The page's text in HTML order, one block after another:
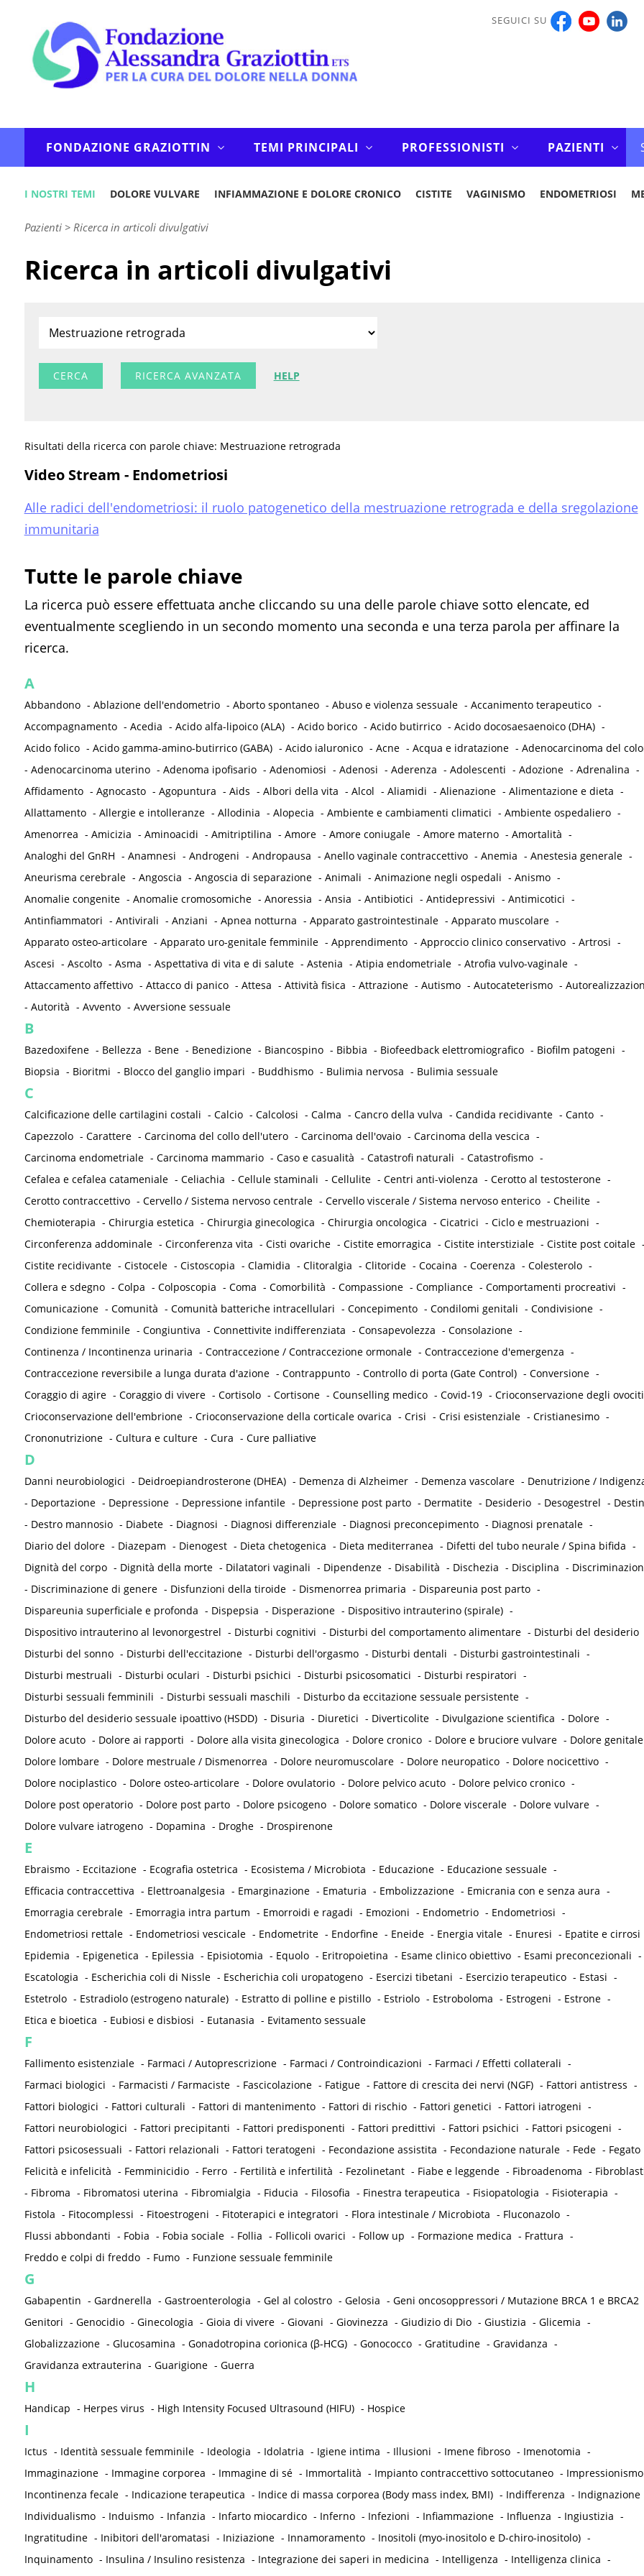
SEGUICI SU
FONDAZIONE GRAZIOTTIN TEMI PRINCIPALI PROFESSIONISTI PAZIENTI
I NOSTRI TEMI DOLORE VULVARE INFIAMMAZIONE E DOLORE CRONICO CISTITE VAGINISMO ENDOMETRIOSI
Pazienti> Ricerca in articoli divulgativi
Ricerca in articoli divulgativi
RICERCA AVANZATA HELP
Risultati della ricerca con parole chiave: Mestruazione retrograda
Video Stream - Endometriosi
Alle radici dell'endometriosi: il ruolo patogenetico della mestruazione retrograda e della sregolazione
immunitaria
Tutte le parole chiave
La ricerca può essere effettuata anche cliccando su una delle parole chiave sotto elencate, ed
eventualmente scegliendo in un secondo momento una seconda e una terza parola per affinare la
ricerca.
A
Abbandono - Ablazione dell'endometrio - Aborto spontaneo - Abuso e violenza sessuale - Accanimento terapeutico -
Accompagnamento - Acedia - Acido alfa-lipoico (ALA) - Acido borico - Acido butirrico - Acido docosaesaenoico (DHA) -
Acido folico - Acido gamma-amino-butirrico (GABA) - Acido ialuronico - Acne - Acqua e idratazione - Adenocarcinoma del
- Adenocarcinoma uterino - Adenoma ipofisario - Adenomiosi - Adenosi - Aderenza - Adolescenti - Adozione - Adrenalina -
Affidamento - Agnocasto - Agopuntura - Aids - Albori della vita - Alcol - Aliamidi - Alienazione - Alimentazione e dieta -
Allattamento - Allergie e intolleranze - Allodinia - Alopecia - Ambiente e cambiamenti climatici - Ambiente ospedaliero -
Amenorrea - Amicizia - Aminoacidi - Amitriptilina - Amore - Amore coniugale - Amore materno - Amortalità -
Analoghi del GnRH - Anamnesi - Androgeni - Andropausa - Anello vaginale contraccettivo - Anemia - Anestesia generale -
Aneurisma cerebrale - Angoscia - Angoscia di separazione - Animali - Animazione negli ospedali - Anismo -
Anomalie congenite - Anomalie cromosomiche - Anoressia - Ansia - Antibiotici - Antidepressivi - Antimicotici -
Antinfiammatori - Antivirali - Anziani - Apnea notturna - Apparato gastrointestinale - Apparato muscolare -
Apparato osteo-articolare - Apparato uro-genitale femminile - Apprendimento - Approccio clinico conservativo - Artrosi -
Ascesi - Ascolto - Asma - Aspettativa di vita e di salute - Astenia - Atipia endometriale - Atrofia vulvo-vaginale -
Attaccamento affettivo - Attacco di panico - Attesa - Attività fisica - Attrazione - Autismo - Autocateterismo -
- Autorità - Avvento - Avversione sessuale
B
Bazedoxifene - Bellezza - Bene - Benedizione - Biancospino - Bibbia - Biofeedback elettromiografico - Biofilm patogeni -
Biopsia - Bioritmi - Blocco del ganglio impari - Buddhismo - Bulimia nervosa - Bulimia sessuale
C
Calcificazione delle cartilagini costali - Calcio - Calcolosi - Calma - Cancro della vulva - Candida recidivante - Canto -
Capezzolo - Carattere - Carcinoma del collo dell'utero - Carcinoma dell'ovaio - Carcinoma della vescica -
Carcinoma endometriale - Carcinoma mammario - Caso e casualità - Catastrofi naturali - Catastrofismo -
Cefalea e cefalea catameniale - Celiachia - Cellule staminali - Cellulite - Centri anti-violenza - Cerotto al testosterone -
Cerotto contraccettivo - Cervello / Sistema nervoso centrale - Cervello viscerale / Sistema nervoso enterico - Cheilite -
Chemioterapia - Chirurgia estetica - Chirurgia ginecologica - Chirurgia oncologica - Cicatrici - Ciclo e mestruazioni -
Circonferenza addominale - Circonferenza vita - Cisti ovariche - Cistite emorragica - Cistite interstiziale - Cistite post coitale -
Cistite recidivante - Cistocele - Cistoscopia - Clamidia - Clitoralgia - Clitoride - Cocaina - Coerenza - Colesterolo -
Collera e sdegno - Colpa - Colposcopia - Coma - Comorbilità - Compassione - Compliance - Comportamenti procreativi -
Comunicazione - Comunità - Comunità batteriche intracellulari - Concepimento - Condilomi genitali - Condivisione -
Condizione femminile - Congiuntiva - Connettivite indifferenziata - Consapevolezza - Consolazione -
Continenza / Incontinenza urinaria - Contraccezione / Contraccezione ormonale - Contraccezione d'emergenza -
Contraccezione reversibile a lunga durata d'azione - Contrappunto - Controllo di porta (Gate Control) - Conversione -
Coraggio di agire - Coraggio di vivere - Cortisolo - Cortisone - Counselling medico - Covid-19 - Crioconservazione degli ovociti
Crioconservazione dell'embrione - Crioconservazione della corticale ovarica - Crisi - Crisi esistenziale - Cristianesimo -
Crononutrizione - Cultura e culture - Cura - Cure palliative
D
Danni neurobiologici - Deidroepiandrosterone (DHEA) - Demenza di Alzheimer - Demenza vascolare - Denutrizione /
- Deportazione - Depressione - Depressione infantile - Depressione post parto - Dermatite - Desiderio - Desogestrel -
- Destro mannosio - Diabete - Diagnosi - Diagnosi differenziale - Diagnosi preconcepimento - Diagnosi prenatale -
Diario del dolore - Diazepam - Dienogest - Dieta chetogenica - Dieta mediterranea - Difetti del tubo neurale / Spina bifida -
Dignità del corpo - Dignità della morte - Dilatatori vaginali - Dipendenze - Disabilità - Dischezia - Disciplina -
- Discriminazione di genere - Disfunzioni della tiroide - Dismenorrea primaria - Dispareunia post parto -
Dispareunia superficiale e profonda - Dispepsia - Disperazione - Dispositivo intrauterino (spirale) -
Dispositivo intrauterino al levonorgestrel - Disturbi cognitivi - Disturbi del comportamento alimentare - Disturbi del desiderio
Disturbi del sonno - Disturbi dell'eccitazione - Disturbi dell'orgasmo - Disturbi dentali - Disturbi gastrointestinali -
Disturbi mestruali - Disturbi oculari - Disturbi psichici - Disturbi psicosomatici - Disturbi respiratori -
Disturbi sessuali femminili - Disturbi sessuali maschili - Disturbo da eccitazione sessuale persistente -
Disturbo del desiderio sessuale ipoattivo (HSDD) - Disuria - Diuretici - Diverticolite - Divulgazione scientifica - Dolore -
Dolore acuto - Dolore ai rapporti - Dolore alla visita ginecologica - Dolore cronico - Dolore e bruciore vulvare - Dolore genitale
Dolore lombare - Dolore mestruale / Dismenorrea - Dolore neuromuscolare - Dolore neuropatico - Dolore nocicettivo -
Dolore nociplastico - Dolore osteo-articolare - Dolore ovulatorio - Dolore pelvico acuto - Dolore pelvico cronico -
Dolore post operatorio - Dolore post parto - Dolore psicogeno - Dolore somatico - Dolore viscerale - Dolore vulvare -
Dolore vulvare iatrogeno - Dopamina - Droghe - Drospirenone
E
Ebraismo - Eccitazione - Ecografia ostetrica - Ecosistema / Microbiota - Educazione - Educazione sessuale -
Efficacia contraccettiva - Elettroanalgesia - Emarginazione - Ematuria - Embolizzazione - Emicrania con e senza aura -
Emorragia cerebrale - Emorragia intra partum - Emorroidi e ragadi - Emozioni - Endometrio - Endometriosi -
Endometriosi rettale - Endometriosi vescicale - Endometrite - Endorfine - Eneide - Energia vitale - Enuresi - Epatite e cirrosi
Epidemia - Epigenetica - Epilessia - Episiotomia - Equolo - Eritropoietina - Esame clinico obiettivo - Esami preconcezionali -
Escatologia - Escherichia coli di Nissle - Escherichia coli uropatogeno - Esercizi tibetani - Esercizio terapeutico - Estasi -
Estetrolo - Estradiolo (estrogeno naturale) - Estratto di polline e pistillo - Estriolo - Estroboloma - Estrogeni - Estrone -
Etica e bioetica - Eubiosi e disbiosi - Eutanasia - Evitamento sessuale
F
Fallimento esistenziale - Farmaci / Autoprescrizione - Farmaci / Controindicazioni - Farmaci / Effetti collaterali -
Farmaci biologici - Farmacisti / Farmaciste - Fascicolazione - Fatigue - Fattore di crescita dei nervi (NGF) - Fattori antistress -
Fattori biologici - Fattori culturali - Fattori di mantenimento - Fattori di rischio - Fattori genetici - Fattori iatrogeni -
Fattori neurobiologici - Fattori precipitanti - Fattori predisponenti - Fattori predittivi - Fattori psichici - Fattori psicogeni -
Fattori psicosessuali - Fattori relazionali - Fattori teratogeni - Fecondazione assistita - Fecondazione naturale - Fede - Fegato
Felicità e infelicità - Femminicidio - Ferro - Fertilità e infertilità - Fezolinetant - Fiabe e leggende - Fibroadenoma -
- Fibroma - Fibromatosi uterina - Fibromialgia - Fiducia - Filosofia - Finestra terapeutica - Fisiopatologia - Fisioterapia -
Fistola - Fitocomplessi - Fitoestrogeni - Fitoterapici e integratori - Flora intestinale / Microbiota - Fluconazolo -
Flussi abbondanti - Fobia - Fobia sociale - Follia - Follicoli ovarici - Follow up - Formazione medica - Frattura -
Freddo e colpi di freddo - Fumo - Funzione sessuale femminile
G
Gabapentin - Gardnerella - Gastroenterologia - Gel al colostro - Gelosia - Geni oncosoppressori / Mutazione BRCA 1 e BRCA2
Genitori - Genocidio - Ginecologia - Gioia di vivere - Giovani - Giovinezza - Giudizio di Dio - Giustizia - Glicemia -
Globalizzazione - Glucosamina - Gonadotropina corionica (β-HCG) - Gonococco - Gratitudine - Gravidanza -
Gravidanza extrauterina - Guarigione - Guerra
H
Handicap - Herpes virus - High Intensity Focused Ultrasound (HIFU) - Hospice
I
Ictus - Identità sessuale femminile - Ideologia - Idolatria - Igiene intima - Illusioni - Imene fibroso - Imenotomia -
Immaginazione - Immagine corporea - Immagine di sé - Immortalità - Impianto contraccettivo sottocutaneo - Impressionismo
Incontinenza fecale - Indicazione terapeutica - Indice di massa corporea (Body mass index, BMI) - Indifferenza - Indignazione
Individualismo - Induismo - Infanzia - Infarto miocardico - Inferno - Infezioni - Infiammazione - Influenza - Ingiustizia -
Ingratitudine - Inibitori dell'aromatasi - Iniziazione - Innamoramento - Inositoli (myo-inositolo e D-chiro-inositolo) -
Inquinamento - Insulina / Insulino resistenza - Integrazione dei saperi in medicina - Intelligenza - Intelligenza clinica -